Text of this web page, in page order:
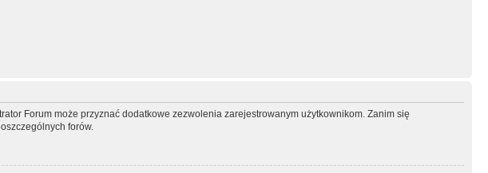
Forum może przyznać dodatkowe zezwolenia zarejestrowanym użytkownikom. Zanim się
forów.